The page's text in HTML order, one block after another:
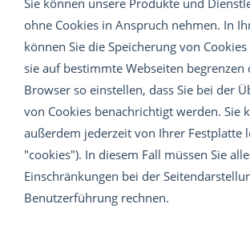
Sie können unsere Produkte und
ohne Cookies in Anspruch nehmen. In
können Sie die Speicherung von
sie auf bestimmte Webseiten begrenzen
Browser so einstellen, dass Sie bei der
von Cookies benachrichtigt werden. Sie
außerdem jederzeit von Ihrer Festplatte
"cookies"). In diesem Fall müssen Sie
Einschränkungen bei der
Benutzerführung rechnen.